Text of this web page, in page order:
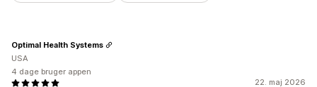
22. maj 2026
Optimal Health Systems
USA
4 dage bruger appen